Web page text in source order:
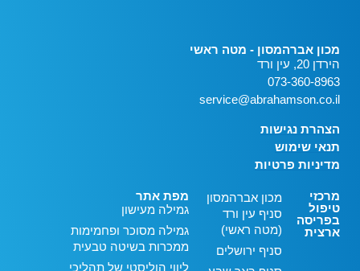
מכון אברהמסון - מטה ראשי
הירדן 20, עין ורד
073-360-8963
service@abrahamson.co.il
הצהרת נגישות
תנאי שימוש
מדיניות פרטיות
מרכזי
טיפול
בפריסה
ארצית
מכון אברהמסון
סניף עין ורד
(מטה ראשי)
סניף ירושלים
מפת אתר
גמילה מעישון
גמילה מסוכר ופחמימות
ממכרות בשיטה טבעית
ליווי הוליסטי של תהליכי